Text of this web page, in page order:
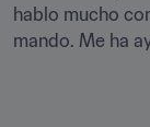
hablo mucho
mando. Me ha